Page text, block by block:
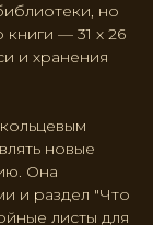
но
— 31 х 26
и хранения
новые
Она
и раздел "Что
листы для